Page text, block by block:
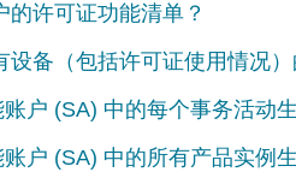
许可证功能清单？
备（包括许可证使用情况）
户 (SA) 中的每个事务活动
户 (SA) 中的所有产品实例